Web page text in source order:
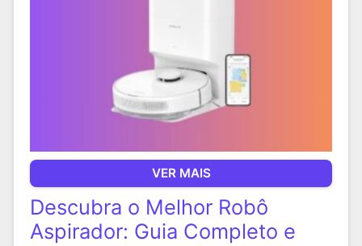
VER MAIS
Descubra o Melhor Robô
Aspirador: Guia Completo e